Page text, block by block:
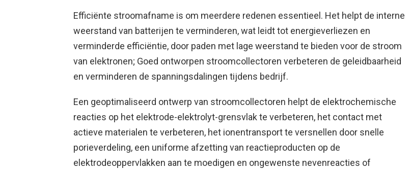
Efficiënte stroomafname is om meerdere redenen essentieel. Het helpt de interne
weerstand van batterijen te verminderen, wat leidt tot energieverliezen en
verminderde efficiëntie, door paden met lage weerstand te bieden voor de stroom
van elektronen; Goed ontworpen stroomcollectoren verbeteren de geleidbaarheid
en verminderen de spanningsdalingen tijdens bedrijf.
Een geoptimaliseerd ontwerp van stroomcollectoren helpt de elektrochemische
reacties op het elektrode-elektrolyt-grensvlak te verbeteren, het contact met
actieve materialen te verbeteren, het ionentransport te versnellen door snelle
porieverdeling, een uniforme afzetting van reactieproducten op de
elektrodeoppervlakken aan te moedigen en ongewenste nevenreacties of